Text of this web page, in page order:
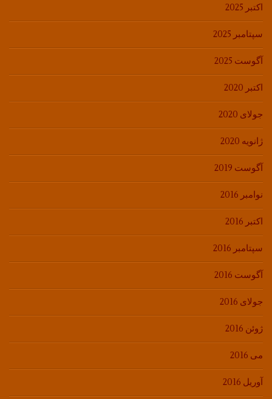
اکتبر 2025
سپتامبر 2025
آگوست 2025
اکتبر 2020
جولای 2020
ژانویه 2020
آگوست 2019
نوامبر 2016
اکتبر 2016
سپتامبر 2016
آگوست 2016
جولای 2016
ژوئن 2016
می 2016
آوریل 2016